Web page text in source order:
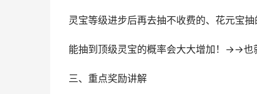
灵宝等级进步后再去抽不收费的、花元宝抽
能抽到顶级灵宝的概率会大大增加！→→也
三、重点奖励讲解